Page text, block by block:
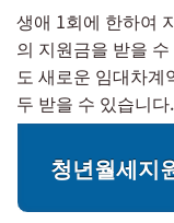
생애 1회에 한하여
의 지원금을 받을
도 새로운 임대차계
두 받을 수 있습니다.
청년월세지